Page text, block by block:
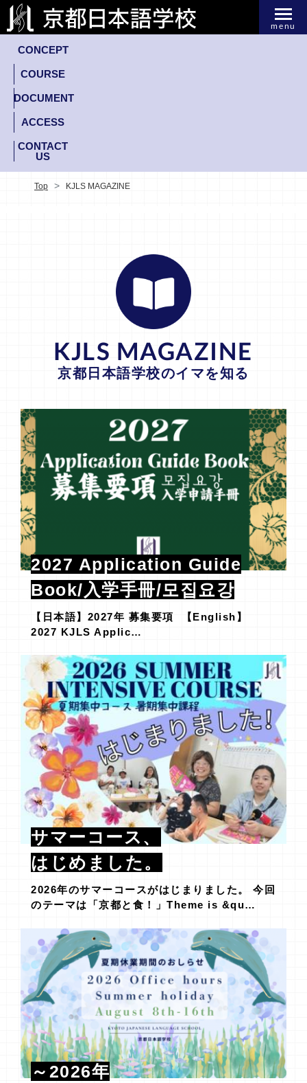
menu
CONCEPT
COURSE
DOCUMENT
ACCESS
CONTACT
US
Top KJLS MAGAZINE
KJLS MAGAZINE
京都日本語学校のイマを知る
2027 Application Guide
Book/入学手冊/모집요강
【日本語】2027年 募集要項 【English】
2027 KJLS Applic…
サマーコース、
はじめました。
2026年のサマーコースがはじまりました。 今回
のテーマは「京都と食！」Theme is &qu…
～2026年